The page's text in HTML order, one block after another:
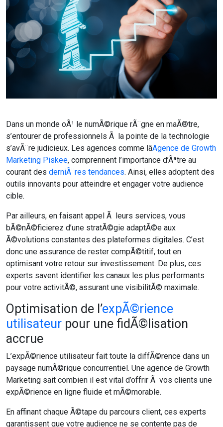
Dans un monde oÃ¹ le numÃ©rique rÃ¨gne en maÃ®tre,
s’entourer de professionnels Ã la pointe de la technologie
s’avÃ¨re judicieux. Les agences comme lâAgence de Growth
Marketing Piskee, comprennent l’importance d’Ãªtre au
courant des derniÃ¨res tendances. Ainsi, elles adoptent des
outils innovants pour atteindre et engager votre audience
cible.
Par ailleurs, en faisant appel Ã leurs services, vous
bÃ©nÃ©ficierez d’une stratÃ©gie adaptÃ©e aux
Ã©volutions constantes des plateformes digitales. C’est
donc une assurance de rester compÃ©titif, tout en
optimisant votre retour sur investissement. De plus, ces
experts savent identifier les canaux les plus performants
pour votre activitÃ©, assurant une visibilitÃ© maximale.
Optimisation de l’expÃ©rience
utilisateur pour une fidÃ©lisation
accrue
L’expÃ©rience utilisateur fait toute la diffÃ©rence dans un
paysage numÃ©rique concurrentiel. Une agence de Growth
Marketing sait combien il est vital d’offrir Ã vos clients une
expÃ©rience en ligne fluide et mÃ©morable.
En affinant chaque Ã©tape du parcours client, ces experts
garantissent que votre audience ne se contente pas de